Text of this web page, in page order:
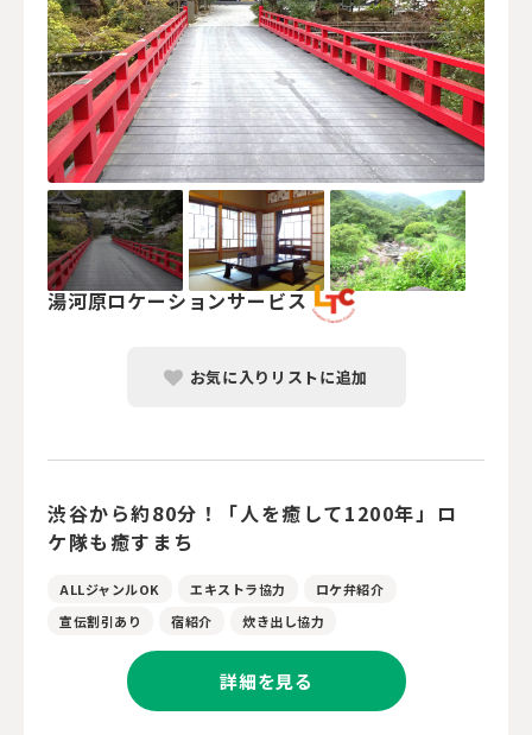
湯河原ロケーションサービス
お気に入りリストに追加
渋谷から約80分！「人を癒して1200年」ロ
ケ隊も癒すまち
ALLジャンルOK エキストラ協力
ロケ弁紹介
宣伝割引あり
宿紹介 炊き出し協力
詳細を見る